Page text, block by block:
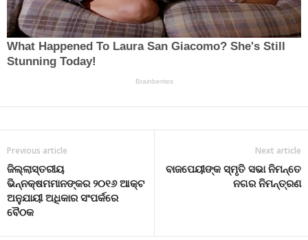
Previous article
ଜିଲ୍ଲାସ୍ତରୀୟ
ଭିନ୍ନକ୍ଷମମାନଙ୍କର ୨୦୧୬ ଆକ୍ଟ
ଅନୁଯାୟୀ ଅଧିକାର ସଂପର୍କରେ
ବୈଠକ
Next article
ବାଜପେୟୀଙ୍କ ସ୍ମୃତି ସଭା ନିମନ୍ତେ
ନଗର ନିମନ୍ତ୍ରଣ